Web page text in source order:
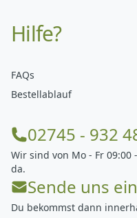
Hilfe?
FAQs
Bestellablauf
02745 - 932
Wir sind von Mo - Fr 09:00
da.
Sende uns
Du bekommst dann